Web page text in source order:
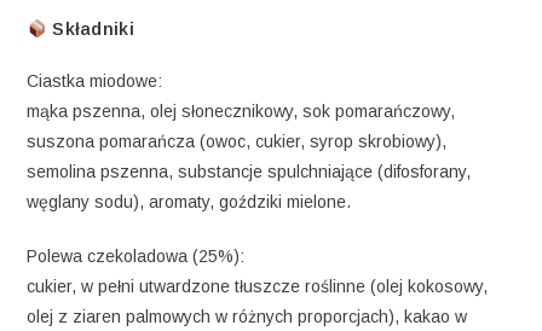
Składniki
Ciastka miodowe:
mąka pszenna, olej słonecznikowy, sok pomarańczowy,
suszona pomarańcza (owoc, cukier, syrop skrobiowy),
semolina pszenna, substancje spulchniające (difosforany,
węglany sodu), aromaty, goździki mielone.
Polewa czekoladowa (25%):
cukier, w pełni utwardzone tłuszcze roślinne (olej kokosowy,
olej z ziaren palmowych w różnych proporcjach), kakao w